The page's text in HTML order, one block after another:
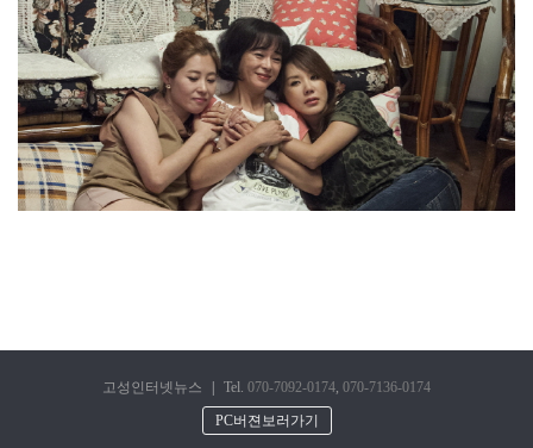
고성인터넷뉴스 Tel. 070-7092-0174, 070-7136-0174
PC버젼보러가기